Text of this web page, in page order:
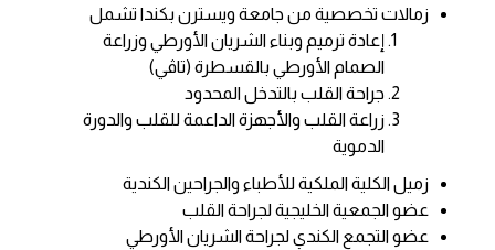
زمالات تخصصية من جامعة ويسترن بكندا تشمل
إعادة ترميم وبناء الشريان الأورطي وزراعة
الصمام الأورطي بالقسطرة (تاڤي)
جراحة القلب بالتدخل المحدود
زراعة القلب والأجهزة الداعمة للقلب والدورة
الدموية
زميل الكلية الملكية للأطباء والجراحين الكندية
عضو الجمعية الخليجية لجراحة القلب
عضو التجمع الكندي لجراحة الشريان الأورطي